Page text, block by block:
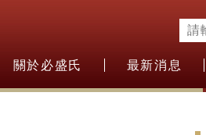
關於必盛氏 最新消息